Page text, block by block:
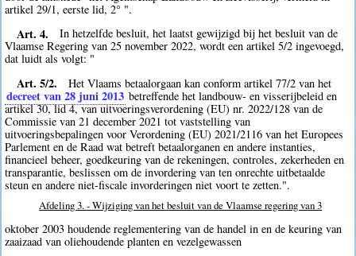
artikel 29/1, eerste lid, 2° ".
Art. 4.
In hetzelfde besluit, het laatst gewijzigd bij het besluit van de
Vlaamse Regering van 25 november 2022, wordt een artikel 5/2 ingevoegd,
dat luidt als volgt: "
Art. 5/2. Het Vlaams betaalorgaan kan conform artikel 77/2 van het
decreet van 28 juni 2013 betreffende het landbouw- en visserijbeleid en
artikel 30, lid 4, van uitvoeringsverordening (EU) nr. 2022/128 van de
Commissie van 21 december 2021 tot vaststelling van
uitvoeringsbepalingen voor Verordening (EU) 2021/2116 van het Europees
Parlement en de Raad wat betreft betaalorganen en andere instanties,
financieel beheer, goedkeuring van de rekeningen, controles, zekerheden en
transparantie, beslissen om de invordering van ten onrechte uitbetaalde
steun en andere niet-fiscale invorderingen niet voort te zetten.".
Afdeling 3. - Wijziging van het besluit van de Vlaamse regering van 3
oktober 2003 houdende reglementering van de handel in en de keuring van
zaaizaad van oliehoudende planten en vezelgewassen